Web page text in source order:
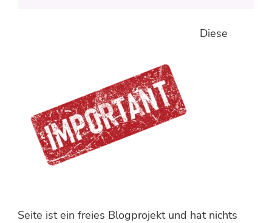
Diese
Seite ist ein freies Blogprojekt und hat nichts